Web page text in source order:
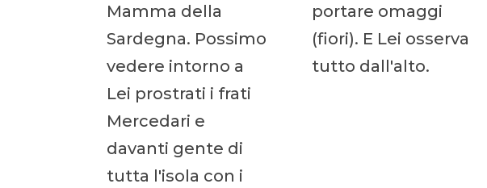
Mamma della
Sardegna. Possimo
vedere intorno a
Lei prostrati i frati
Mercedari e
davanti gente di
tutta l'isola con i
portare omaggi
(fiori). E Lei osserva
tutto dall'alto.